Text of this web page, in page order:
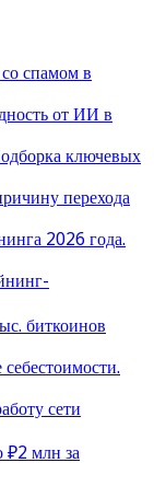
спамом в
от ИИ в
ключевых
перехода
2026 года.
биткоинов
сети
₽2 млн за